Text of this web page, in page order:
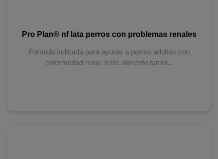
Pro Plan® nf lata perros con problemas renales
Fórmula indicada para ayudar a perros adultos con
enfermedad renal. Este alimento tambi...